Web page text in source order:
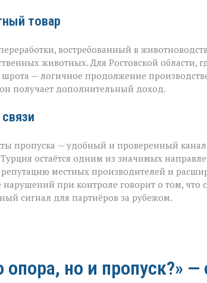
товар
востребованный в
животных. Для Ростовской области,
— логичное продолжение
получает дополнительный доход.
пропуска — удобный и проверенный канал
остаётся одним из значимых
местных производителей и
нарушений при контроле говорит о том, что
сигнал для партнёров за рубежом.
опора, но и пропуск?» —